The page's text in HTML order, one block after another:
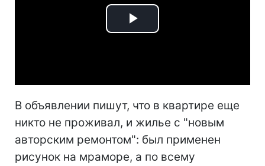
Play
В объявлении пишут, что в квартире еще
никто не проживал, и жилье с "новым
авторским ремонтом": был применен
рисунок на мраморе, а по всему